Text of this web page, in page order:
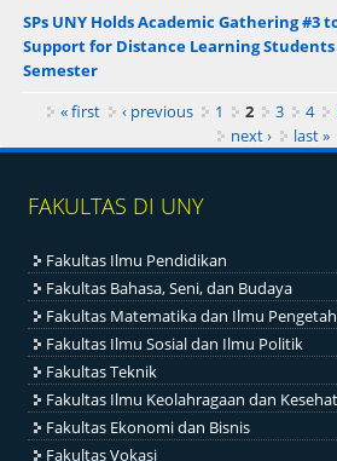
SPs UNY Holds Academic Gathering #3
Support for Distance Learning
Semester
Pages« first ‹ previous 1 2 3 4
next ›
last »
FAKULTAS DI UNY
Fakultas Ilmu Pendidikan
Fakultas Bahasa, Seni, dan Budaya
Fakultas Matematika dan Ilmu
Fakultas Ilmu Sosial dan Ilmu Politik
Fakultas Teknik
Fakultas Ilmu Keolahragaan dan
Fakultas Ekonomi dan Bisnis
Fakultas Vokasi